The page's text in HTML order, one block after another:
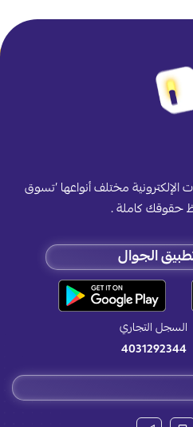
الإلكترونية مختلف أنواعها ’تسوق
حقوقك كاملة .
الجوال
السجل التجاري
4031292344